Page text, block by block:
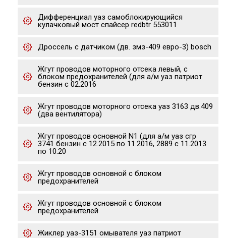
Дифференциал уаз самоблокирующийся
кулачковый мост спайсер redbtr 553011
Дроссель с датчиком (дв. змз-409 евро-3) bosch
Жгут проводов моторного отсека левый, с
блоком предохранителей (для а/м уаз патриот
бензин с 02.2016
Жгут проводов моторного отсека уаз 3163 дв.409
(два вентилятора)
Жгут проводов основной N1 (для а/м уаз сгр
3741 бензин с 12.2015 по 11.2016, 2889 с 11.2013
по 10.20
Жгут проводов основной с блоком
предохранителей
Жгут проводов основной с блоком
предохранителей
Жиклер уаз-3151 омывателя уаз патриот